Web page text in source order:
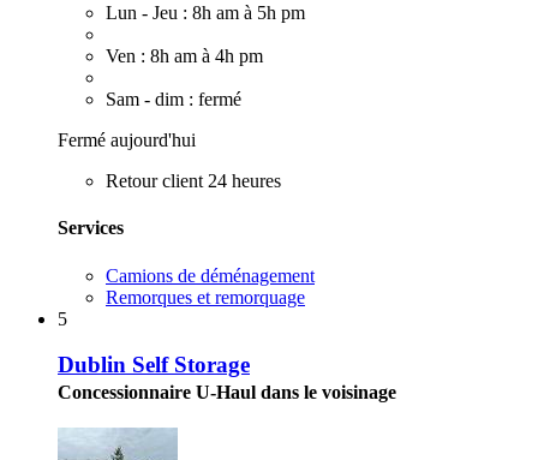
Lun - Jeu : 8h am à 5h pm
Ven : 8h am à 4h pm
Sam - dim : fermé
Fermé aujourd'hui
Retour client 24 heures
Services
Camions de déménagement
Remorques et remorquage
5
Dublin Self Storage
Concessionnaire U-Haul dans le voisinage